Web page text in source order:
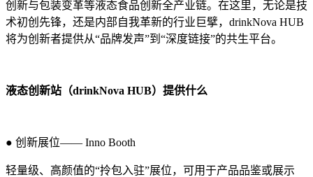
创新与包装变革等液态食品创新全产业链。在这里，无论是技
术初创先锋，还是内部自我革新的行业巨擘，drinkNova HUB
将为创新者提供从“品牌发声”到“深度链接”的共生平台。
液态创新站（drinkNova HUB）提供什么
● 创新展位—— Inno Booth
轻量级、高颜值的“拎包入驻”展位，可用于产品品鉴或展示